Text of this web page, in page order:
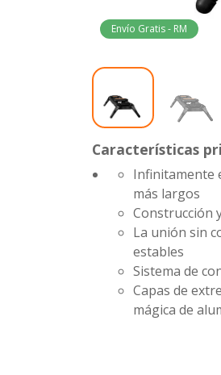
Envío Gratis - RM
Características
Infinitamente
más largos
Construcción
La unión sin
estables
Sistema de
Capas de
mágica de